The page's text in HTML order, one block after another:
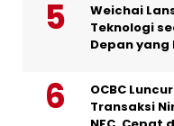
Weichai
Teknologi
Depan yang
OCBC
Transaksi